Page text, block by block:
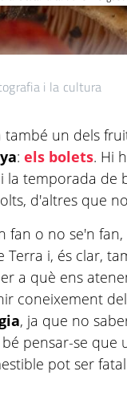
i la cultura
també un dels
:els bolets. Hi
la temporada de
d'altres que
fan o no se'n
i, és clar,
a què ens
coneixement
, ja que no
pensar-se que
pot ser